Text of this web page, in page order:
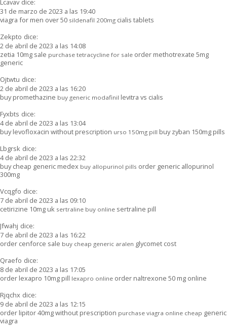
Lcavav dice:
31 de marzo de 2023 a las 19:40
viagra for men over 50 sildenafil 200mg cialis tablets
Zekpto dice:
2 de abril de 2023 a las 14:08
zetia 10mg sale purchase tetracycline for sale order methotrexate 5mg
generic
Ojtwtu dice:
2 de abril de 2023 a las 16:20
buy promethazine buy generic modafinil levitra vs cialis
Fyxbts dice:
4 de abril de 2023 a las 13:04
buy levofloxacin without prescription urso 150mg pill buy zyban 150mg pills
Lbgrsk dice:
4 de abril de 2023 a las 22:32
buy cheap generic medex buy allopurinol pills order generic allopurinol
300mg
Vcqgfo dice:
7 de abril de 2023 a las 09:10
cetirizine 10mg uk sertraline buy online sertraline pill
Jfwahj dice:
7 de abril de 2023 a las 16:22
order cenforce sale buy cheap generic aralen glycomet cost
Qraefo dice:
8 de abril de 2023 a las 17:05
order lexapro 10mg pill lexapro online order naltrexone 50 mg online
Rjqchx dice:
9 de abril de 2023 a las 12:15
order lipitor 40mg without prescription purchase viagra online cheap generic
viagra